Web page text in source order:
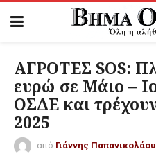
ΑΓΡΟΤΕΣ SOS:
ευρώ σε Μάιο –
ΟΣΔΕ και
2025
από Γιάννης Παπανικολάου